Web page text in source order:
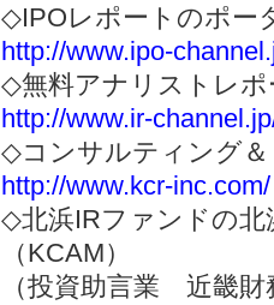
◇IPOレポートのポー
http://www.ipo-
◇無料アナリストレ
http://www.ir-
◇コンサルティング＆
http://www.kcr-inc.com/
◇北浜IRファンドの
（KCAM）
（投資助言業 近畿財